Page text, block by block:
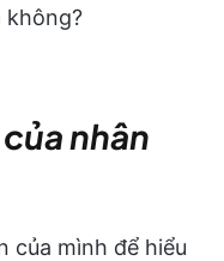
không?
nhân
của mình để hiểu